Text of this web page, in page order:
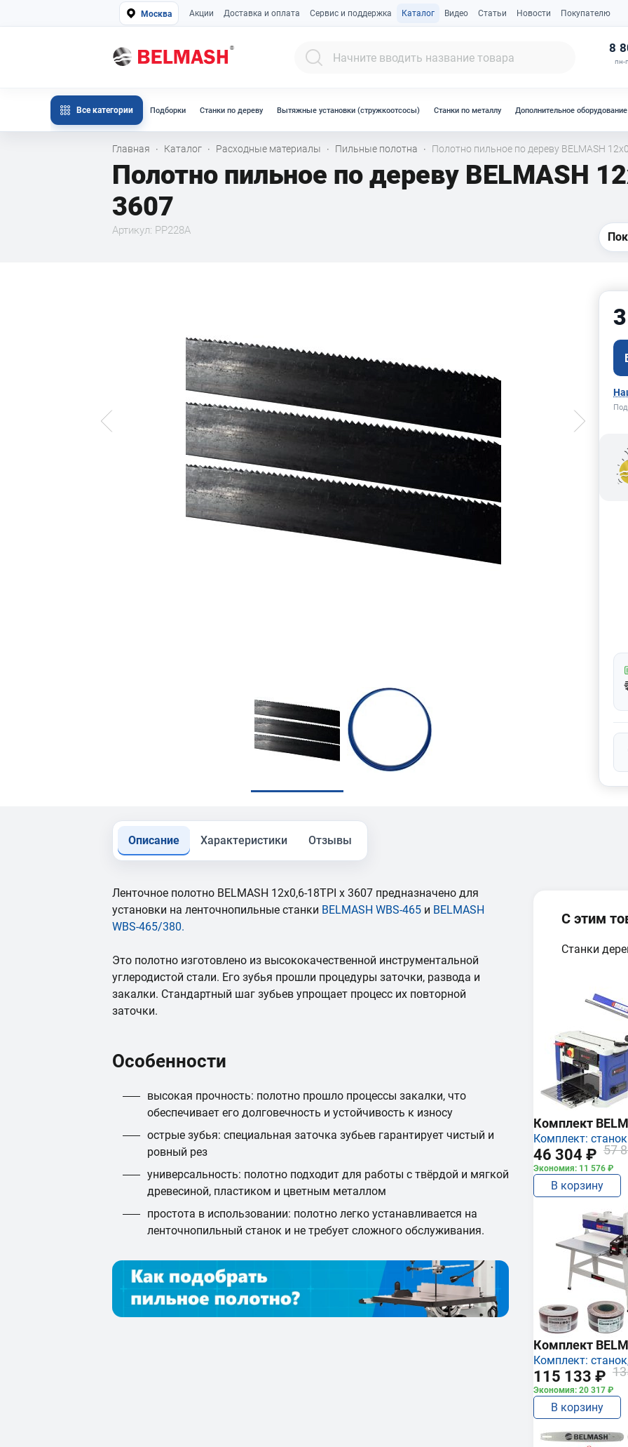
Москва Акции Доставка и оплата Сервис и поддержка Каталог Видео Статьи Новости Покупателю
8
пн-
Все категории Подборки Станки по дереву Вытяжные установки (стружкоотсосы) Станки по металлу Дополнительное оборудование
Главная · Каталог · Расходные материалы · Пильные полотна · Полотно пильное по дереву BELMASH
Полотно пильное по дереву BELMASH
3607
Артикул: PP228A
Описание Характеристики Отзывы
Ленточное полотно BELMASH 12x0,6-18TPI x 3607 предназначено для
установки на ленточнопильные станки BELMASH WBS-465 и BELMASH
WBS-465/380.
Это полотно изготовлено из высококачественной инструментальной
углеродистой стали. Его зубья прошли процедуры заточки, развода и
закалки. Стандартный шаг зубьев упрощает процесс их повторной
заточки.
Особенности
высокая прочность: полотно прошло процессы закалки, что
обеспечивает его долговечность и устойчивость к износу
острые зубья: специальная заточка зубьев гарантирует чистый и
ровный рез
универсальность: полотно подходит для работы с твёрдой и мягкой
древесиной, пластиком и цветным металлом
простота в использовании: полотно легко устанавливается на
ленточнопильный станок и не требует сложного обслуживания.
С этим
Станки
Комплект
Комплект:
46 304 ₽ 57
Экономия: 11 576 ₽
В корзину
Комплект
Комплект:
115 133 ₽
Экономия: 20 317 ₽
В корзину